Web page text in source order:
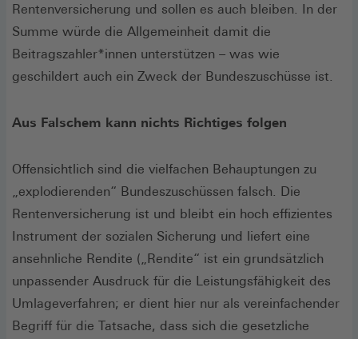
Rentenversicherung und sollen es auch bleiben. In der
Summe würde die Allgemeinheit damit die
Beitragszahler*innen unterstützen – was wie
geschildert auch ein Zweck der Bundeszuschüsse ist.
Aus Falschem kann nichts Richtiges folgen
Offensichtlich sind die vielfachen Behauptungen zu
„explodierenden“ Bundeszuschüssen falsch. Die
Rentenversicherung ist und bleibt ein hoch effizientes
Instrument der sozialen Sicherung und liefert eine
ansehnliche Rendite („Rendite“ ist ein grundsätzlich
unpassender Ausdruck für die Leistungsfähigkeit des
Umlageverfahren; er dient hier nur als vereinfachender
Begriff für die Tatsache, dass sich die gesetzliche